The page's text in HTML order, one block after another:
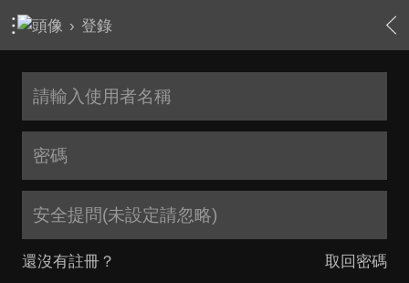
› 登錄
安全提問(未設定請忽略)
還沒有註冊？ 取回密碼